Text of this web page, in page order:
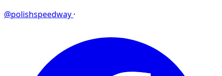
@polishspeedway ·